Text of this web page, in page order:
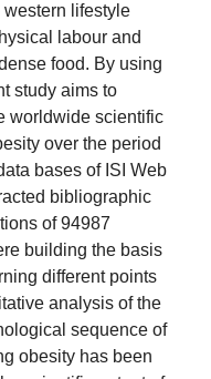
lifestyle
labour and
food. By using
study aims to
worldwide scientific
over the period
bases of ISI Web
bibliographic
of 94987
building the basis
different points
analysis of the
sequence of
obesity has been